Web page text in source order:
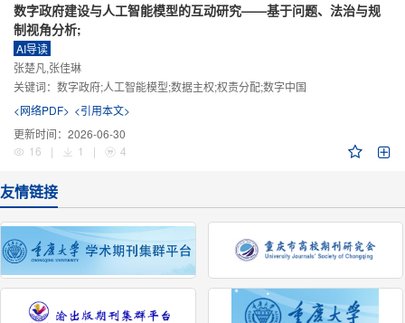
数字政府建设与人工智能模型的互动研究——基于问题、法治与规
制视角分析;
AI导读
张楚凡,张佳琳
关键词： 数字政府;人工智能模型;数据主权;权责分配;数字中国
<网络PDF> <引用本文>
更新时间： 2026-06-30
16
| 1 | 4
友情链接